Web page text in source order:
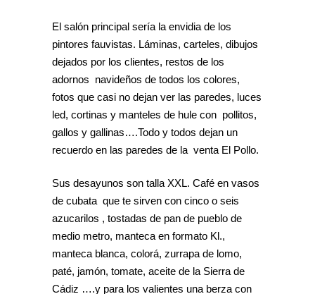
El salón principal sería la envidia de los
pintores fauvistas. Láminas, carteles, dibujos
dejados por los clientes, restos de los
adornos navideños de todos los colores,
fotos que casi no dejan ver las paredes, luces
led, cortinas y manteles de hule con pollitos,
gallos y gallinas….Todo y todos dejan un
recuerdo en las paredes de la venta El Pollo.
Sus desayunos son talla XXL. Café en vasos
de cubata que te sirven con cinco o seis
azucarilos , tostadas de pan de pueblo de
medio metro, manteca en formato Kl.,
manteca blanca, colorá, zurrapa de lomo,
paté, jamón, tomate, aceite de la Sierra de
Cádiz ….y para los valientes una berza con